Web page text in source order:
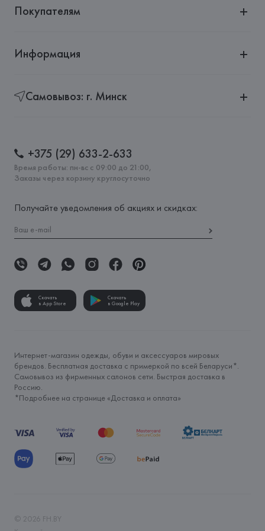
Покупателям
Информация
Самовывоз: г. Минск
+375 (29) 633-2-633
Время работы: пн-вс с 09:00 до 21:00,
Заказы через корзину круглосуточно
Получайте уведомления об акциях и скидках:
Скачать
в App Store
Скачать
в Google Play
Интернет-магазин одежды, обуви и аксессуаров мировых
брендов. Бесплатная доставка с примеркой по всей Беларуси*.
Самовывоз из фирменных салонов сети. Быстрая доставка в
Россию.
*Подробнее на странице «Доставка и оплата»
© 2026 FH.BY